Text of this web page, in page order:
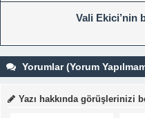
Vali Ekici’nin
Yorumlar (Yorum
Yazı hakkında görüşlerinizi